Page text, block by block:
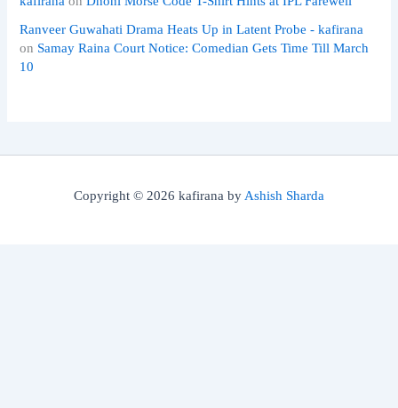
Ranveer Guwahati Drama Heats Up in Latent Probe - kafirana
on Samay Raina Court Notice: Comedian Gets Time Till March
10
Copyright © 2026 kafirana by Ashish Sharda